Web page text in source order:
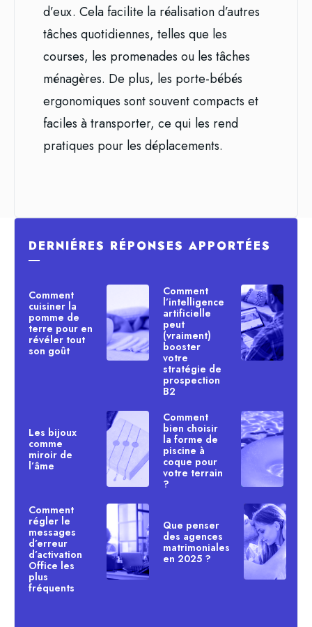
d’eux. Cela facilite la réalisation d’autres
tâches quotidiennes, telles que les
courses, les promenades ou les tâches
ménagères. De plus, les porte-bébés
ergonomiques sont souvent compacts et
faciles à transporter, ce qui les rend
pratiques pour les déplacements.
DERNIÉRES RÉPONSES APPORTÉES
―
Comment
cuisiner la
pomme de
terre pour en
révéler tout
son goût
Comment
l’intelligence
artificielle
peut
(vraiment)
booster
votre
stratégie de
prospection
B2
Les bijoux
comme
miroir de
l’âme
Comment
bien choisir
la forme de
piscine à
coque pour
votre terrain
?
Comment
régler le
messages
d’erreur
d’activation
Office les
plus
fréquents
Que penser
des agences
matrimoniales
en 2025 ?